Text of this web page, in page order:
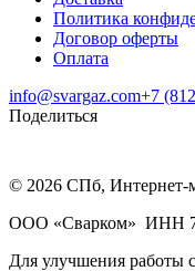
Политика
Договор оферты
Оплата
info@svargaz.com+7
Поделиться
© 2026 СПб, Интернет-
ООО «Сварком» ИНН
Для улучшения работы